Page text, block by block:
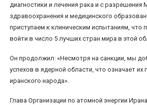
диагностики и лечения рака и с разрешения
здравоохранения и медицинского
приступаем к клиническим испытаниям, что
войти в число 5 лучших стран мира в этой
Он продолжил: «Несмотря на санкции, мы
успехов в ядерной области, что означает
иранского народа».
Глава Организации по атомной энергии